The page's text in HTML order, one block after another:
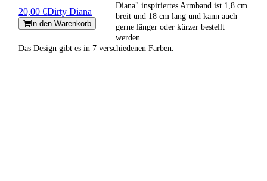
20,00 €Dirty Diana
In den Warenkorb
Diana" inspiriertes Armband ist 1,8 cm
breit und 18 cm lang und kann auch
gerne länger oder kürzer bestellt
werden.
Das Design gibt es in 7 verschiedenen Farben.